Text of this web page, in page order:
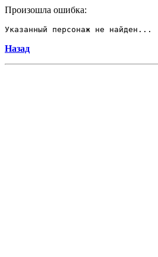
Произошла ошибка:
Указанный персонаж не найден...
Назад